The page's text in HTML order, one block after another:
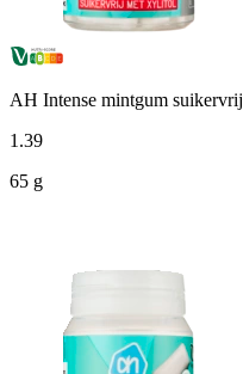
AH Intense mintgum suikervrij
1 .39
65 g